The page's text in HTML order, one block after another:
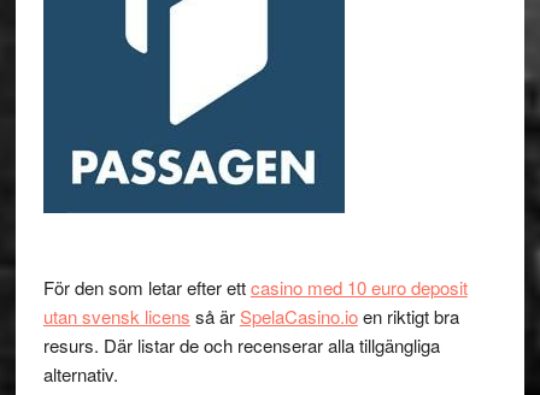
För den som letar efter ettcasino med 10 euro deposit
utan svensk licens så ärSpelaCasino.ioen riktigt bra
resurs. Där listar de och recenserar alla tillgängliga
alternativ.